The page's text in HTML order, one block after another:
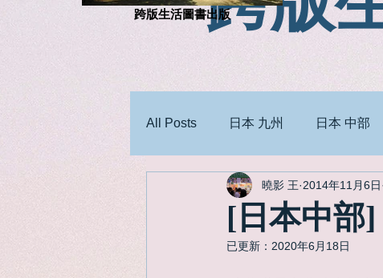
跨版生活圖書出版
All Posts 日本 九州 日本 中部
[日本中部
曉影 王 2014年11月6日
已更新： 2020年6月18日